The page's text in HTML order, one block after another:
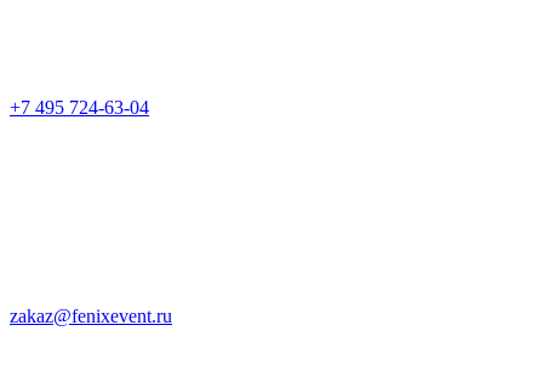
+7 495 724-63-04
zakaz@fenixevent.ru